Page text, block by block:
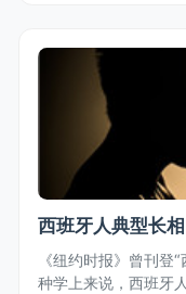
西班牙人典型长
《纽约时报》曾刊登
种学上来说，西班牙